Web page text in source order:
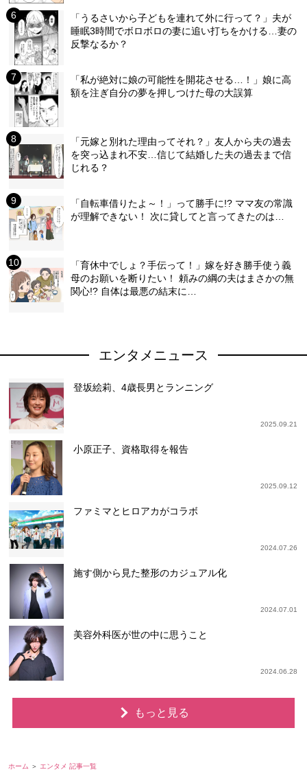
「うるさいから子どもを連れて外に行って？」夫が
睡眠3時間でボロボロの妻に追い打ちをかける…妻の
反撃なるか？
「私が絶対に娘の可能性を開花させる…！」娘に高
額を注ぎ自分の夢を押しつけた母の大誤算
「元嫁と別れた理由ってそれ？」友人から夫の過去
を突っ込まれ不安…信じて結婚した夫の過去まで信
じれる？
「自転車借りたよ～！」って勝手に!? ママ友の常識
が理解できない！ 次に貸してと言ってきたのは…
「育休中でしょ？手伝って！」嫁を好き勝手使う義
母のお願いを断りたい！ 頼みの綱の夫はまさかの無
関心!? 自体は最悪の結末に…
エンタメニュース
登坂絵莉、4歳長男とランニング
2025.09.21
小原正子、資格取得を報告
2025.09.12
ファミマとヒロアカがコラボ
2024.07.26
施す側から見た整形のカジュアル化
2024.07.01
美容外科医が世の中に思うこと
2024.06.28
もっと見る
ホーム エンタメ 記事一覧